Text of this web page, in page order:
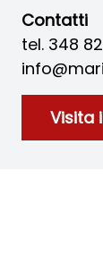
Contatti
tel. 348
Visita